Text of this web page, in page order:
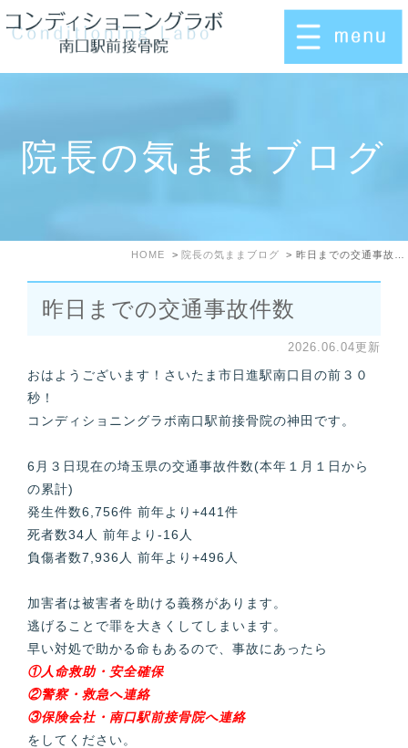
院長の気ままブログ
HOME 院長の気ままブログ
昨日までの交通事故件数
2026.06.04更新
おはようございます！さいたま市日進駅南口目の前３０
秒！
コンディショニングラボ南口駅前接骨院の神田です。
6月３日現在の埼玉県の交通事故件数(本年１月１日から
の累計)
発生件数6,756件 前年より+441件
死者数34人 前年より-16人
負傷者数7,936人 前年より+496人
加害者は被害者を助ける義務があります。
逃げることで罪を大きくしてしまいます。
早い対処で助かる命もあるので、事故にあったら
①人命救助・安全確保
②警察・救急へ連絡
③保険会社・南口駅前接骨院へ連絡
をしてください。